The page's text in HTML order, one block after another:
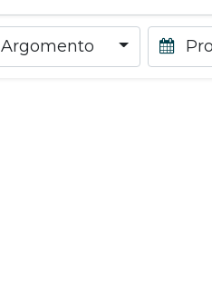
Argomento